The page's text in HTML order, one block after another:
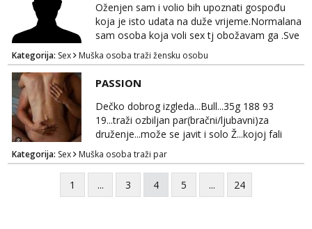
Oženjen sam i volio bih upoznati gospođu
koja je isto udata na duže vrijeme.Normalana
sam osoba koja voli sex tj obožavam ga .Sve
ostalo možemo srediti u hodu naravno
diskrecija mi je najvažnija.Prostor je moj
.Molim samo normalne osobe bez nekih
bonova zahtjeva i traženja novca sa bilo koje
strane.Ajmo uživati i svatko svojim putem
Kategorija: Sex Muška osoba traži žensku osobu
PASSION
Dečko dobrog izgleda...Bull...35g 188 93
19...traži ozbiljan par(bračni/ljubavni)za
druženje...može se javit i solo Ž...kojoj fali
uzbuđenja i strasti...područje otoka Murtera i
bliža okolica...WhatsApp...Telegram
Kategorija: Sex Muška osoba traži par
1 ... 3 4 5 ... 24